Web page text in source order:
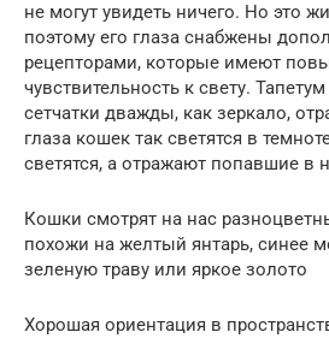
не могут увидеть ничего. Но это
поэтому его глаза снабжены
рецепторами, которые имеют
чувствительность к свету.
сетчатки дважды, как зеркало,
глаза кошек так светятся в
светятся, а отражают попавшие в
Кошки смотрят на нас
похожи на желтый янтарь, синее
зеленую траву или яркое золото
Хорошая ориентация в